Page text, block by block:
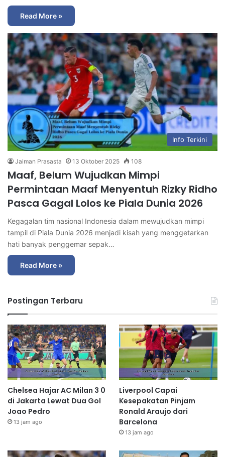
Read More »
Info Terkini
Jaiman Prasasta 13 Oktober 2025 108
Maaf, Belum Wujudkan Mimpi
Permintaan Maaf Menyentuh Rizky Ridho
Pasca Gagal Lolos ke Piala Dunia 2026
Kegagalan tim nasional Indonesia dalam mewujudkan mimpi
tampil di Piala Dunia 2026 menjadi kisah yang menggetarkan
hati banyak penggemar sepak…
Read More »
Postingan Terbaru
Chelsea Hajar AC Milan 3 0
di Jakarta Lewat Dua Gol
Joao Pedro
13 jam ago
Liverpool Capai
Kesepakatan Pinjam
Ronald Araujo dari
Barcelona
13 jam ago